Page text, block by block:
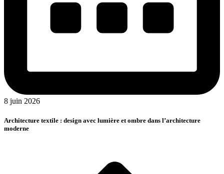
8 juin 2026
Architecture textile : design avec lumière et ombre dans l’architecture
moderne